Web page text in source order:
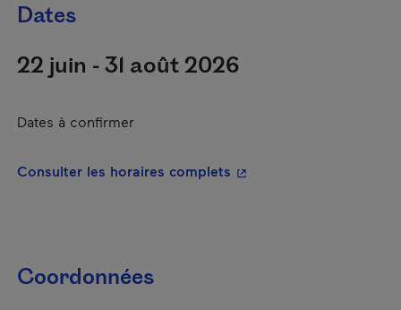
Dates
22 juin - 31 août 2026
Dates à confirmer
Consulter les horaires complets - Cet hyperlien
Coordonnées